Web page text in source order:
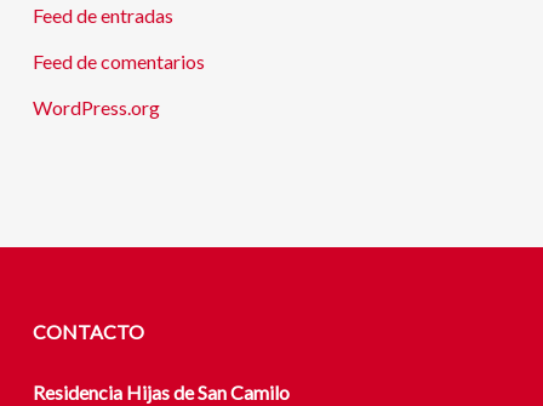
Feed de entradas
Feed de comentarios
WordPress.org
CONTACTO
Residencia Hijas de San Camilo